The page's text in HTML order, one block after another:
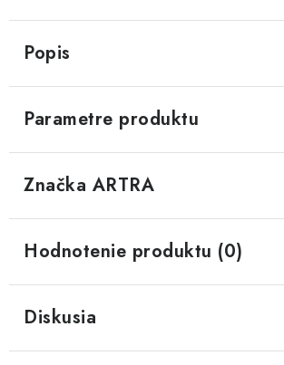
Popis
Parametre produktu
Značka ARTRA
Hodnotenie produktu (0)
Diskusia